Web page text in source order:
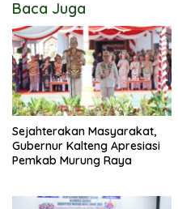
Baca Juga
Sejahterakan Masyarakat,
Gubernur Kalteng Apresiasi
Pemkab Murung Raya